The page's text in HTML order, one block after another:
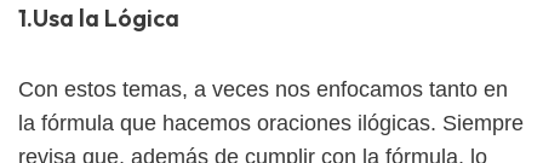
1.Usa la Lógica
Con estos temas, a veces nos enfocamos tanto en
la fórmula que hacemos oraciones ilógicas. Siempre
revisa que, además de cumplir con la fórmula, lo